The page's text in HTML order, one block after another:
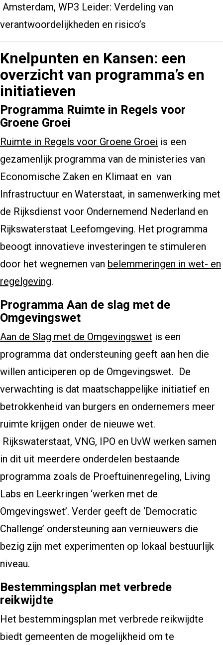
Amsterdam, WP3 Leider: Verdeling van
verantwoordelijkheden en risico’s
Knelpunten en Kansen: een
overzicht van programma’s en
initiatieven
Programma Ruimte in Regels voor
Groene Groei
Ruimte in Regels voor Groene Groei is een
gezamenlijk programma van de ministeries van
Economische Zaken en Klimaat en van
Infrastructuur en Waterstaat, in samenwerking met
de Rijksdienst voor Ondernemend Nederland en
Rijkswaterstaat Leefomgeving. Het programma
beoogt innovatieve investeringen te stimuleren
door het wegnemen van belemmeringen in wet- en
regelgeving.
Programma Aan de slag met de
Omgevingswet
Aan de Slag met de Omgevingswet is een
programma dat ondersteuning geeft aan hen die
willen anticiperen op de Omgevingswet. De
verwachting is dat maatschappelijke initiatief en
betrokkenheid van burgers en ondernemers meer
ruimte krijgen onder de nieuwe wet.
Rijkswaterstaat, VNG, IPO en UvW werken samen
in dit uit meerdere onderdelen bestaande
programma zoals de Proeftuinenregeling, Living
Labs en Leerkringen ‘werken met de
Omgevingswet’. Verder geeft de ‘Democratic
Challenge’ ondersteuning aan vernieuwers die
bezig zijn met experimenten op lokaal bestuurlijk
niveau.
Bestemmingsplan met verbrede
reikwijdte
Het bestemmingsplan met verbrede reikwijdte
biedt gemeenten de mogelijkheid om te